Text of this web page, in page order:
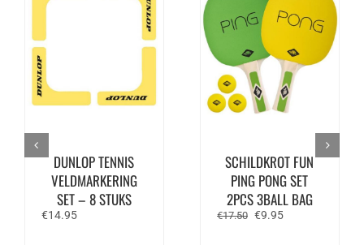
DUNLOP TENNIS
VELDMARKERING
SET – 8 STUKS
€14.95
SCHILDKROT FUN
PING PONG SET
2PCS 3BALL BAG
€17.50 Oorspronkelijke
€9.95Huidige